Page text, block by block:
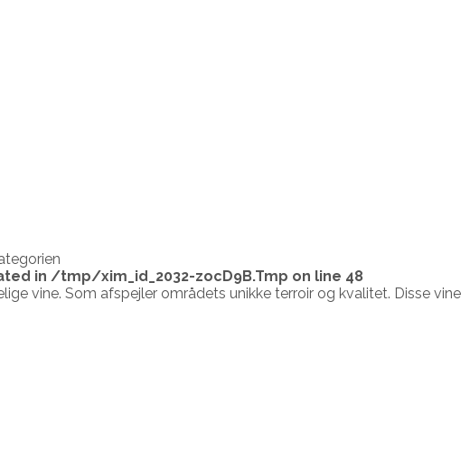
in /tmp/xim_id_2032-zocD9B.Tmp on line 48
vine. Som afspejler områdets unikke terroir og kvalitet. Disse vine